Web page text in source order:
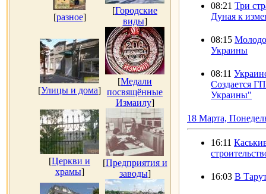
[разное]
[Городские
виды]
[Улицы и дома]
[Медали
посвящённые
Измаилу]
[Церкви и
храмы]
[Предприятия и
заводы]
08:21 Три
Дуная к
08:15
Украины
08:11
Создается
Украины"
18 Марта,
16:11
16:03 В